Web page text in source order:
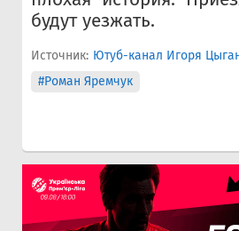
будут уезжать.
Источник: Ютуб-канал Игоря
#Роман Яремчук